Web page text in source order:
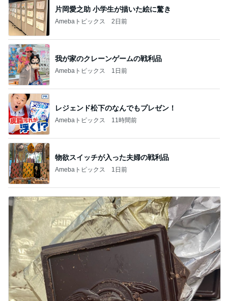
片岡愛之助 小学生が描いた絵に驚き
Amebaトピックス 2日前
我が家のクレーンゲームの戦利品
Amebaトピックス 1日前
レジェンド松下のなんでもプレゼン！
Amebaトピックス 11時間前
物欲スイッチが入った夫婦の戦利品
Amebaトピックス 1日前